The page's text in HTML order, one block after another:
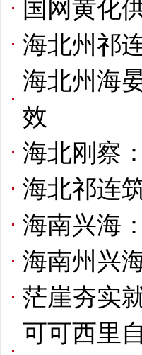
国网黄化
海北州祁
海北州海
效
海北刚察
海北祁连
海南兴海
海南州兴
茫崖夯实
可可西里